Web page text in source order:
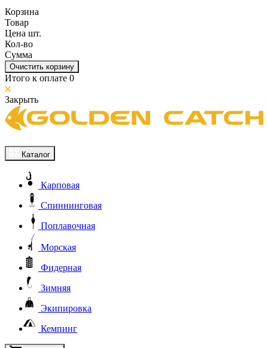
Корзина
Товар
Цена шт.
Кол-во
Сумма
Очистить корзину
Итого к оплате 0
Закрыть
Каталог
Карповая
Спиннинговая
Поплавочная
Морская
Фидерная
Зимняя
Экипировка
Кемпинг